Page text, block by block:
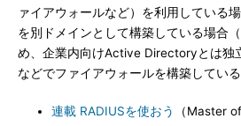
ァイアウォールなど）を利用している
を別ドメインとして構築している場合
め、企業内向けActive Directoryとは独
などでファイアウォールを構築している
連載 RADIUSを使おう
（Master